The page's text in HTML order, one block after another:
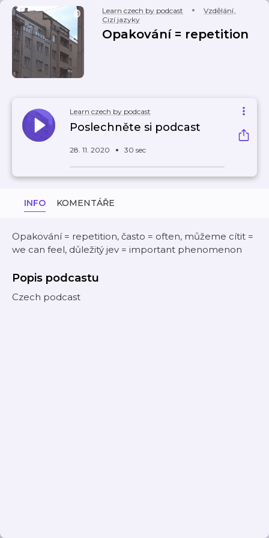
Learn czech by podcast Vzdělání,
Cizí jazyky
Opakování = repetition
Learn czech by podcast
Poslechněte si podcast
28. 11. 2020 30 sec
INFO KOMENTÁŘE
Opakování = repetition, často = often, můžeme cítit =
we can feel, důležitý jev = important phenomenon
Popis podcastu
Czech podcast